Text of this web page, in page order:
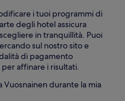
i tuoi programmi di
degli hotel assicura
in tranquillità. Puoi
sul nostro sito e
di pagamento
affinare i risultati.
durante la mia